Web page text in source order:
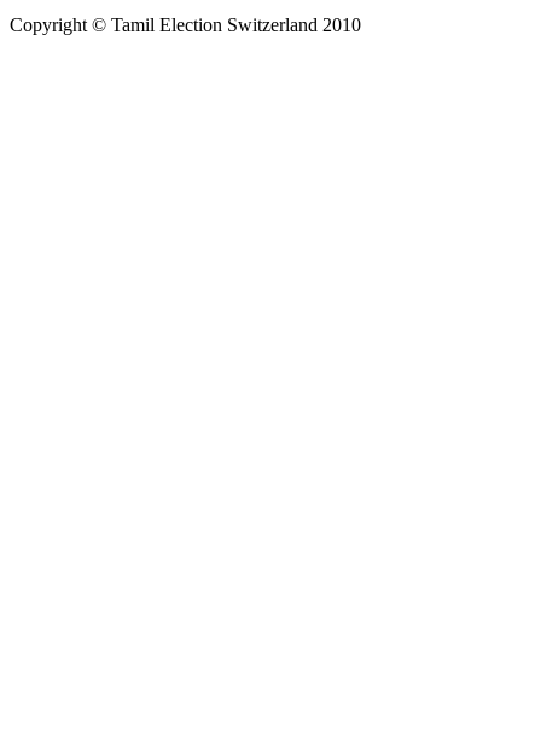
Copyright © Tamil Election Switzerland 2010